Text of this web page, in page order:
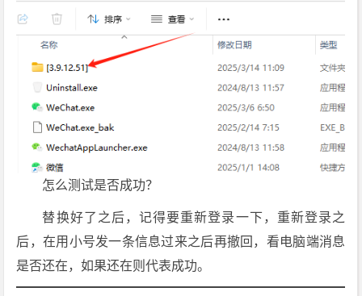
怎么测试是否成功？
替换好了之后，记得要重新登录一下，重新登录之
后，在用小号发一条信息过来之后再撤回，看电脑端消息
是否还在，如果还在则代表成功。